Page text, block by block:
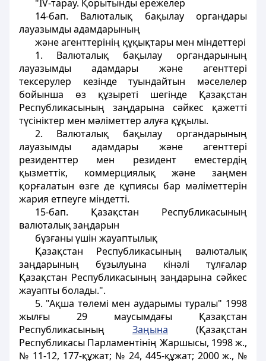
"IV-тарау. Қорытынды ережелер
14-бап. Валюталық бақылау органдары
лауазымды адамдарының
және агенттерінің құқықтары мен міндеттері
1. Валюталық бақылау органдарының
лауазымды адамдары және агенттері
тексерулер кезінде туындайтын мәселелер
бойынша өз құзыреті шегінде Қазақстан
Республикасының заңдарына сәйкес қажетті
түсініктер мен мәліметтер алуға құқылы.
2. Валюталық бақылау органдарының
лауазымды адамдары және агенттері
резиденттер мен резидент еместердің
қызметтік, коммерциялық және заңмен
қорғалатын өзге де құпиясы бар мәліметтерін
жария етпеуге міндетті.
15-бап. Қазақстан Республикасының
валюталық заңдарын
бұзғаны үшін жауаптылық
Қазақстан Республикасының валюталық
заңдарының бұзылуына кінәлі тұлғалар
Қазақстан Республикасының заңдарына сәйкес
жауапты болады.".
5. "Ақша төлемі мен аударымы туралы" 1998
жылғы 29 маусымдағы Қазақстан
Республикасының Заңына (Қазақстан
Республикасы Парламентінің Жаршысы, 1998 ж.,
№ 11-12, 177-құжат; № 24, 445-құжат; 2000 ж., №